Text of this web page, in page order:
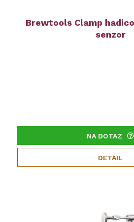
Brewtools Clamp
senzor
NA DOTAZ
DETAIL